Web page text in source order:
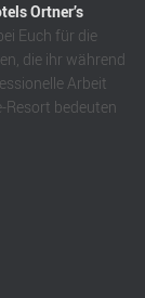
Ortner’s
Euch für die
die ihr während
Arbeit
Resort bedeuten